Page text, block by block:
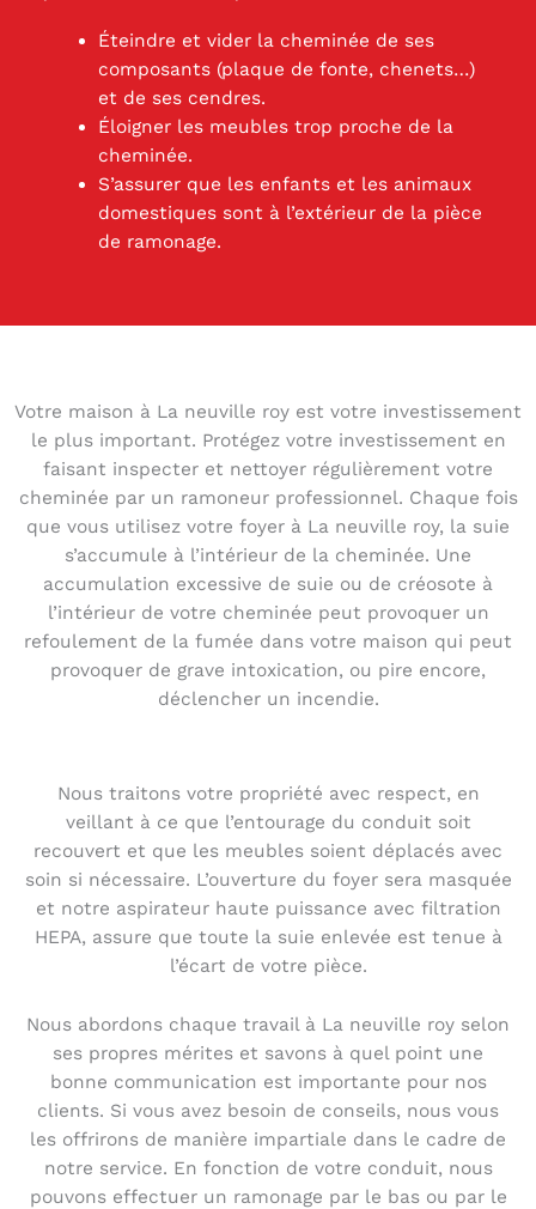
Éteindre et vider la cheminée de ses
composants (plaque de fonte, chenets…)
et de ses cendres.
Éloigner les meubles trop proche de la
cheminée.
S’assurer que les enfants et les animaux
domestiques sont à l’extérieur de la pièce
de ramonage.
Votre maison à La neuville roy est votre investissement
le plus important. Protégez votre investissement en
faisant inspecter et nettoyer régulièrement votre
cheminée par un ramoneur professionnel. Chaque fois
que vous utilisez votre foyer à La neuville roy, la suie
s’accumule à l’intérieur de la cheminée. Une
accumulation excessive de suie ou de créosote à
l’intérieur de votre cheminée peut provoquer un
refoulement de la fumée dans votre maison qui peut
provoquer de grave intoxication, ou pire encore,
déclencher un incendie.
Nous traitons votre propriété avec respect, en
veillant à ce que l’entourage du conduit soit
recouvert et que les meubles soient déplacés avec
soin si nécessaire. L’ouverture du foyer sera masquée
et notre aspirateur haute puissance avec filtration
HEPA, assure que toute la suie enlevée est tenue à
l’écart de votre pièce.
Nous abordons chaque travail à La neuville roy selon
ses propres mérites et savons à quel point une
bonne communication est importante pour nos
clients. Si vous avez besoin de conseils, nous vous
les offrirons de manière impartiale dans le cadre de
notre service. En fonction de votre conduit, nous
pouvons effectuer un ramonage par le bas ou par le